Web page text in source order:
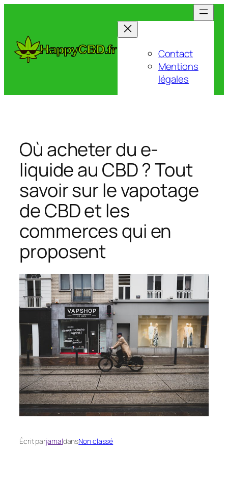
contenu
Contact
Mentions
légales
Où acheter du e-
liquide au CBD ? Tout
savoir sur le vapotage
de CBD et les
commerces qui en
proposent
Écrit parjamaldansNon classé